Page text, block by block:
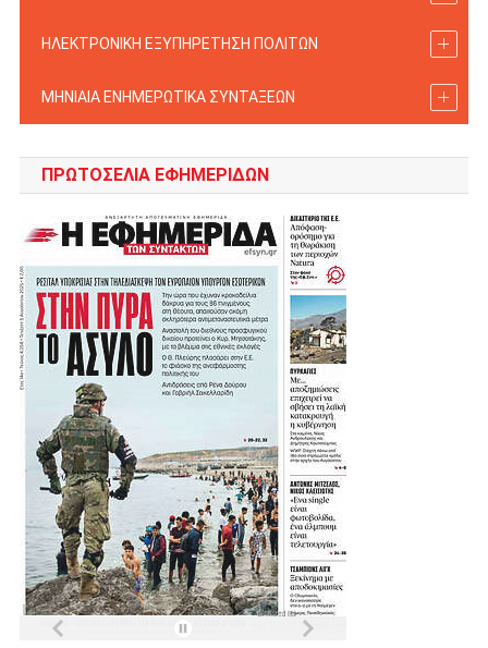
ΗΛΕΚΤΡΟΝΙΚΗ ΕΞΥΠΗΡΕΤΗΣΗ ΠΟΛΙΤΩΝ
ΜΗΝΙΑΙΑ ΕΝΗΜΕΡΩΤΙΚΑ ΣΥΝΤΑΞΕΩΝ
ΠΡΩΤΟΣΈΛΙΑ ΕΦΗΜΕΡΊΔΩΝ